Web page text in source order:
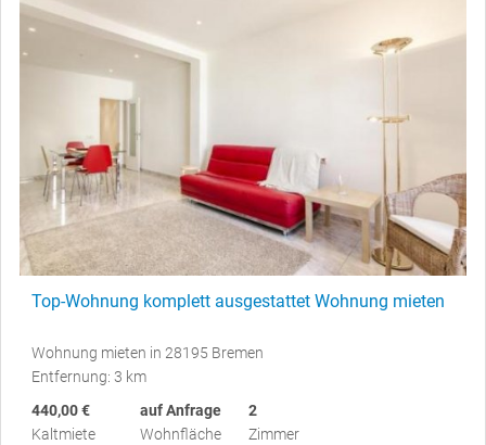
Top-Wohnung komplett ausgestattet Wohnung mieten
Wohnung mieten in 28195 Bremen
Entfernung: 3 km
440,00 €
Kaltmiete
auf Anfrage
Wohnfläche
2
Zimmer